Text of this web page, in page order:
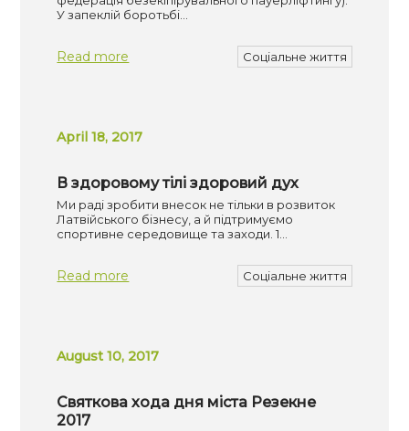
У запеклій боротьбі…
Read more Соціальне життя
April 18, 2017
В здоровому тілі здоровий дух
Ми раді зробити внесок не тільки в розвиток
Латвійського бізнесу, а й підтримуємо
спортивне середовище та заходи. 1…
Read more Соціальне життя
August 10, 2017
Святкова хода дня міста Резекне
2017